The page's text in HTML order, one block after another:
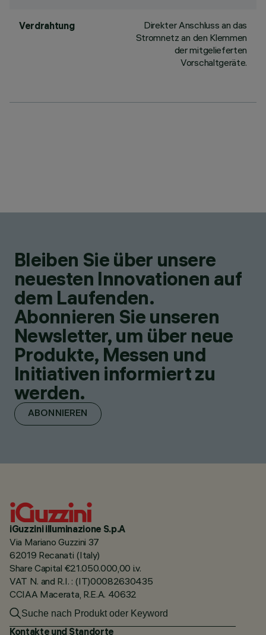
Verdrahtung
Direkter Anschluss an das
Stromnetz an den Klemmen
der mitgelieferten
Vorschaltgeräte.
Bleiben Sie über unsere
neuesten Innovationen auf
dem Laufenden.
Abonnieren Sie unseren
Newsletter, um über neue
Produkte, Messen und
Initiativen informiert zu
werden.
ABONNIEREN
iGuzzini illuminazione S.p.A
Via Mariano Guzzini 37
62019 Recanati (Italy)
Share Capital €21.050.000,00 i.v.
VAT N. and R.I. : (IT)00082630435
CCIAA Macerata, R.E.A. 40632
Kontakte und Standorte